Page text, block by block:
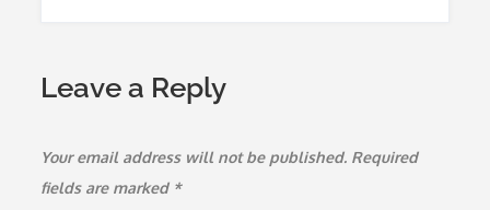
Leave a Reply
Your email address will not be published. Required
fields are marked *